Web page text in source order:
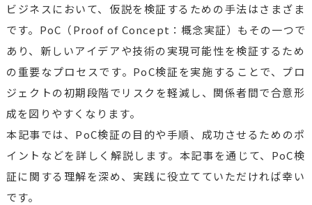
ビジネスにおいて、仮説を検証するための手法はさまざま
です。PoC（Proof of Concept：概念実証）もその一つで
あり、新しいアイデアや技術の実現可能性を検証するため
の重要なプロセスです。PoC検証を実施することで、プロ
ジェクトの初期段階でリスクを軽減し、関係者間で合意形
成を図りやすくなります。
本記事では、PoC検証の目的や手順、成功させるためのポ
イントなどを詳しく解説します。本記事を通じて、PoC検
証に関する理解を深め、実践に役立てていただければ幸い
です。